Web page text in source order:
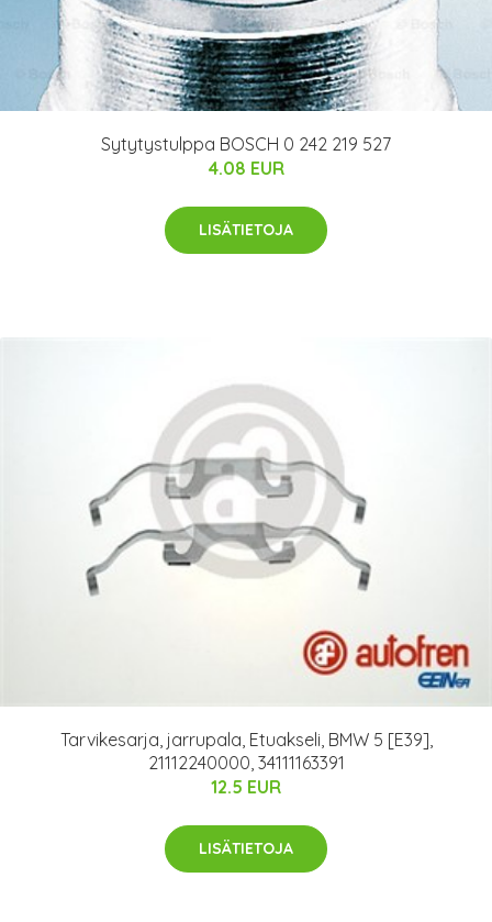
Sytytystulppa BOSCH 0 242 219 527
4.08 EUR
LISÄTIETOJA
Tarvikesarja, jarrupala, Etuakseli, BMW 5 [E39],
21112240000, 34111163391
12.5 EUR
LISÄTIETOJA